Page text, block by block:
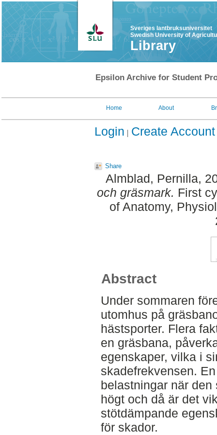
Sveriges lantbruksuniversitet
Swedish University of
Library
Epsilon Archive for Student
Home About
Login Create Account
Share
Almblad, Pernilla,
och gräsmark. First
of Anatomy,
Abstract
Under sommaren
utomhus på
hästsporter. Flera
en gräsbana,
egenskaper, vilka i
skadefrekvensen.
belastningar när
högt och då är det
stötdämpande
för skador.